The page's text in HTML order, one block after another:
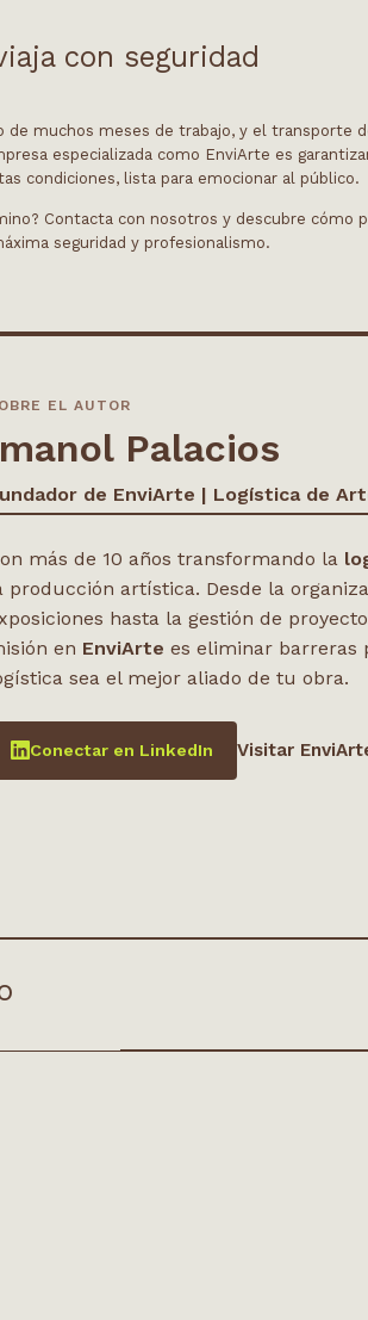
con seguridad
de muchos meses de trabajo, y el transporte
especializada como EnviArte es
condiciones, lista para emocionar al público.
Contacta con nosotros y descubre cómo
seguridad y profesionalismo.
EL AUTOR
Palacios
de EnviArte | Logística de
más de 10 años transformando la
producción artística. Desde la
hasta la gestión de
en EnviArte es eliminar barreras
sea el mejor aliado de tu obra.
Conectar en LinkedIn Visitar